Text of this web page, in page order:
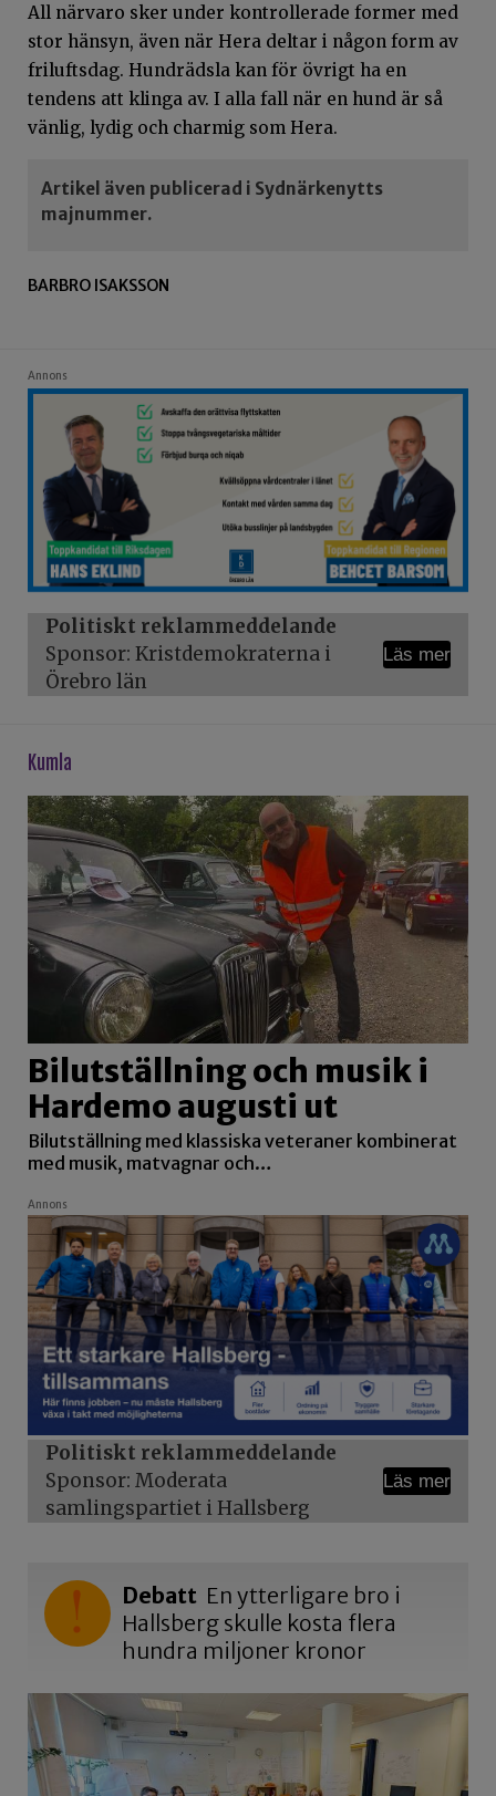
All närvaro sker under kontrollerade former med
stor hänsyn, även när Hera deltar i någon form av
friluftsdag. Hundrädsla kan för övrigt ha en
tendens att klinga av. I alla fall när en hund är så
vänlig, lydig och charmig som Hera.
Artikel även publicerad i Sydnärkenytts
majnummer.
BARBRO ISAKSSON
Annons
Politiskt reklammeddelande
Sponsor: Kristdemokraterna i
Örebro län
Läs mer
kumla
Bilutställning och musik i
Hardemo augusti ut
Bilutställning med klassiska veteraner kombinerat
med musik, matvagnar och…
Annons
Politiskt reklammeddelande
Sponsor: Moderata
samlingspartiet i Hallsberg
Läs mer
Debatt En ytterligare bro i
Hallsberg skulle kosta flera
hundra miljoner kronor